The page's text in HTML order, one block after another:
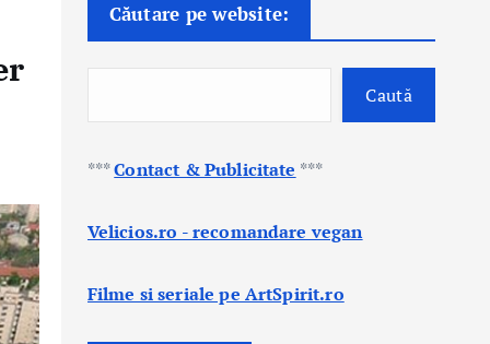
Căutare pe website:
Caută
***Contact & Publicitate ***
Velicios.ro - recomandare vegan
Filme si seriale pe ArtSpirit.ro